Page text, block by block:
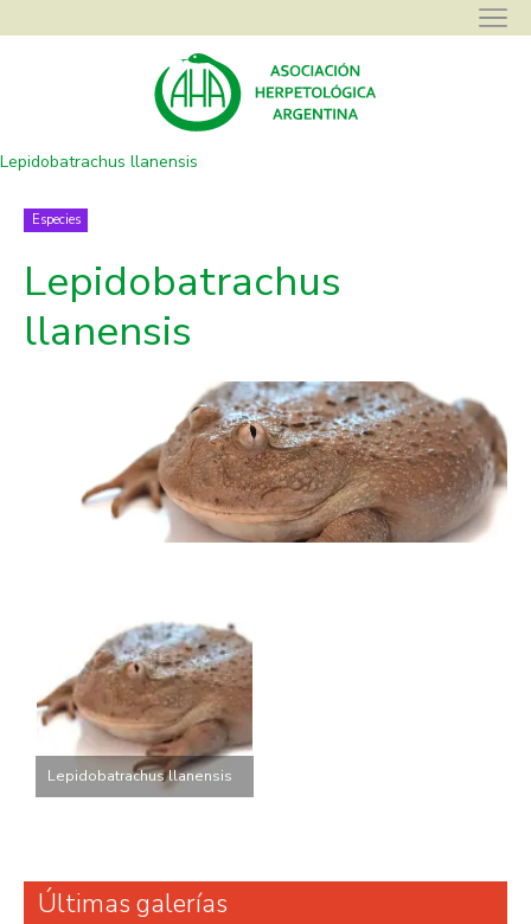
Asociación Herpetológica Argentina
Lepidobatrachus llanensis
Especies
Lepidobatrachus
llanensis
Lepidobatrachus llanensis
Últimas galerías